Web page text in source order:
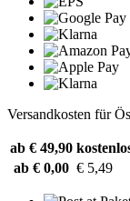
Versandkosten für
ab € 49,90
ab € 0,00 € 5,49